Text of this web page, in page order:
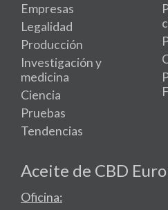
Empresas
Legalidad
Producción
Investigación y
medicina
Ciencia
Pruebas
Tendencias
Aceite de CBD
Oficina: